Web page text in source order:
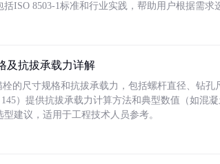
ISO 8503-1标准和行业实践，帮助用户根据需求
及抗拔承载力详解
的尺寸规格和抗拔承载力，包括螺杆直径、钻
）提供抗拔承载力计算方法和典型数值（如混
建议，适用于工程技术人员参考。